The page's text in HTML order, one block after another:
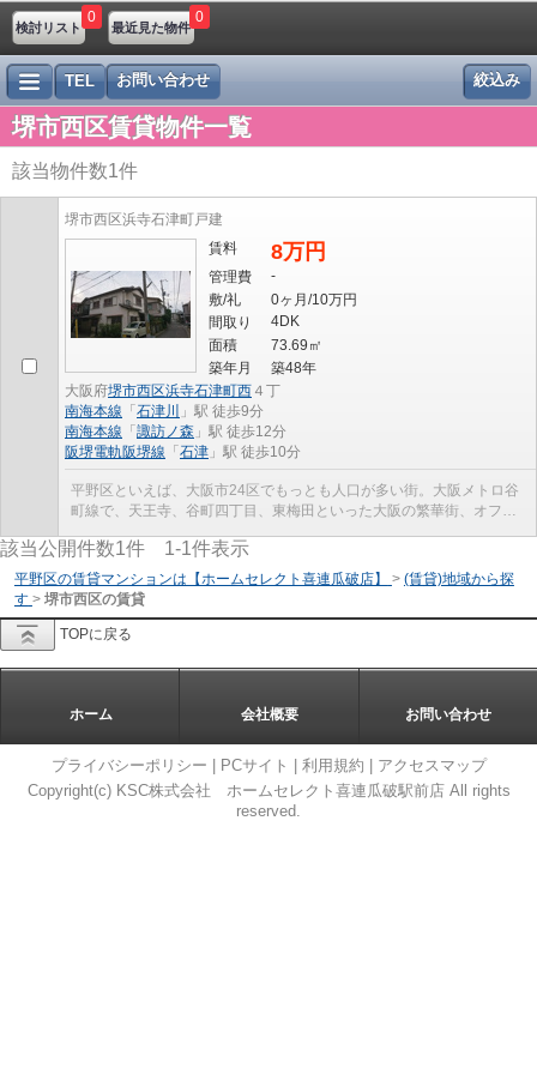
検討リスト
0
最近見た物件
0
絞込み
TEL お問い合わせ
堺市西区賃貸物件一覧
該当物件数1件
堺市西区浜寺石津町戸建
賃料
8万円
管理費
-
敷/礼
0ヶ月/10万円
間取り
4DK
面積
73.69㎡
築年月
築48年
大阪府堺市西区浜寺石津町西 ４丁
南海本線 「 石津川
」駅 徒歩9分
南海本線 「 諏訪ノ森 」駅 徒歩12分
阪堺電軌阪堺線 「 石津 」駅 徒歩10分
平野区といえば、大阪市24区でもっとも人口が多い街。大阪メトロ谷
町線で、天王寺、谷町四丁目、東梅田といった大阪の繁華街、オフイ
該当公開件数1件 1-1件表示
平野区の賃貸マンションは【ホームセレクト喜連瓜破店】 > (賃貸)地域から探
す > 堺市西区の賃貸
TOPに戻る
ホーム 会社概要 お問い合わせ
プライバシーポリシー PCサイト 利用規約
アクセスマップ
Copyright(c) KSC株式会社 ホームセレクト喜連瓜破駅前店 All rights
reserved.